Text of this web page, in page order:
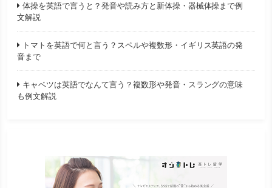
体操を英語で言うと？発音や読み方と新体操・器械体操まで例
文解説
トマトを英語で何と言う？スペルや複数形・イギリス英語の発
音まで
キャベツは英語でなんて言う？複数形や発音・スラングの意味
も例文解説